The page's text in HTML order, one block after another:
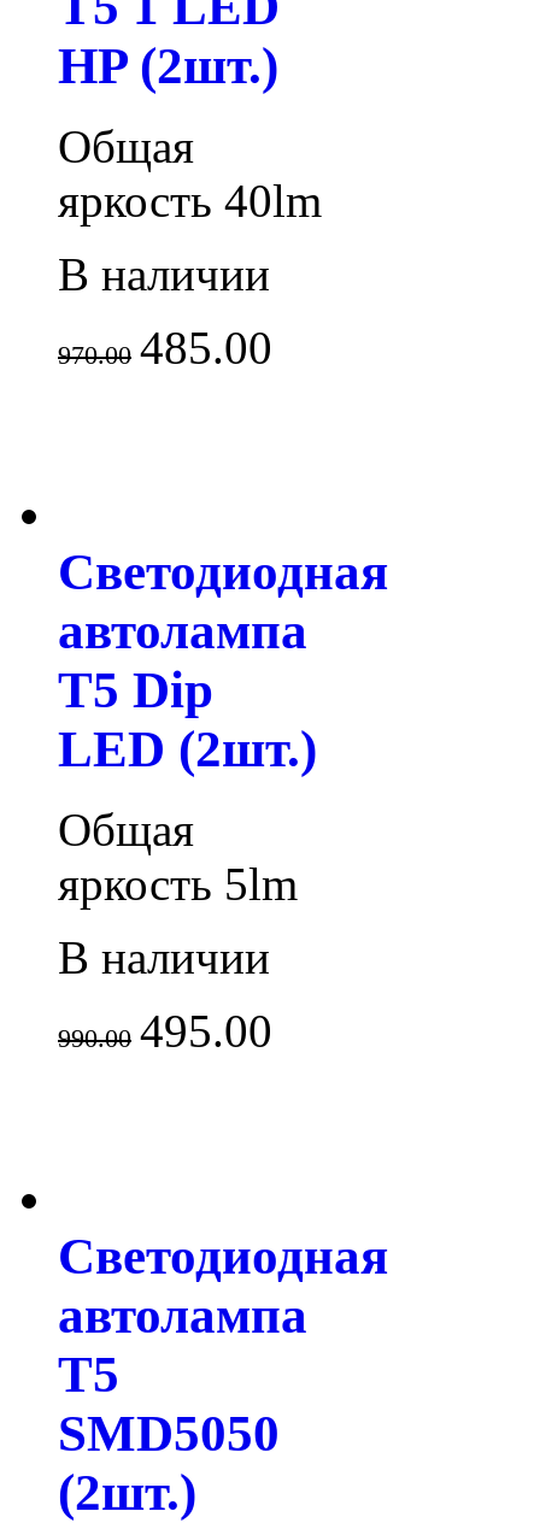
HP (2шт.)
Общая
яркость 40lm
В наличии
970.00 485.00
Светодиодная
автолампа
T5 Dip
LED (2шт.)
Общая
яркость 5lm
В наличии
990.00 495.00
Светодиодная
автолампа
T5
SMD5050
(2шт.)